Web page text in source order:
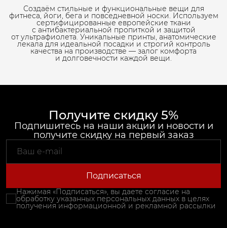
Создаём стильные и функциональные вещи для
фитнеса, йоги, бега и повседневной носки. Используем
сертифицированные европейские ткани
с антибактериальной пропиткой и защитой
от ультрафиолета. Уникальные принты, анатомические
лекала для идеальной посадки и строгий контроль
качества на производстве — залог комфорта
и долговечности каждой вещи.
Получите скидку 5%
Подпишитесь на наши акции и новости и
получите скидку на первый заказ
Подписаться
Нажимая «Подписаться», вы даете согласие на
обработку указанных персональных данных в целях
получения информационной и рекламной рассылки